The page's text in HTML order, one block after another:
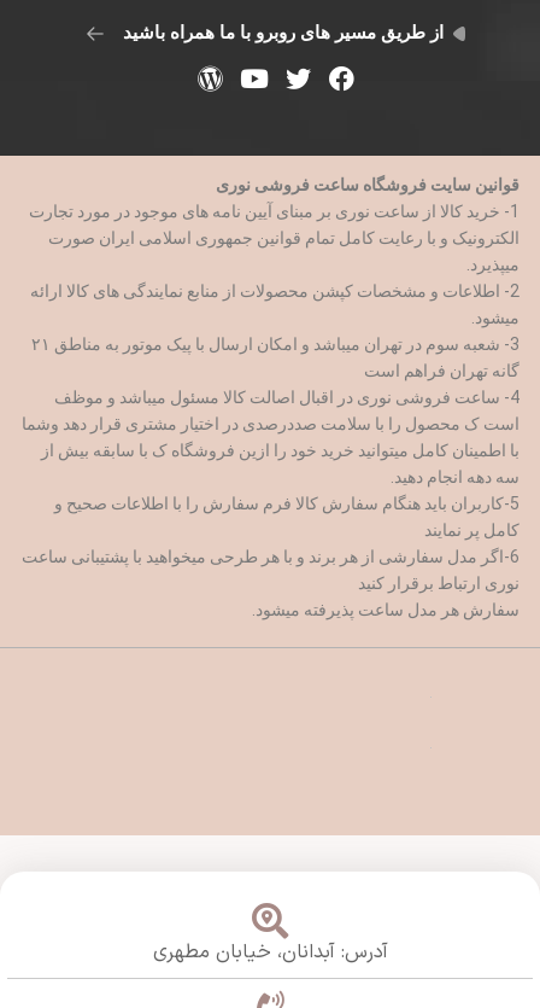
از طریق مسیر های روبرو با ما همراه باشید
قوانین سایت فروشگاه ساعت فروشی نوری
1- خرید کالا از ساعت نوری بر مبنای آیین نامه های موجود در مورد تجارت
الکترونیک و با رعایت کامل تمام قوانین جمهوری اسلامی ایران صورت
میپذیرد.
2- اطلاعات و مشخصات کپشن محصولات از منابع نمایندگی های کالا ارائه
میشود.
3- شعبه سوم در تهران میباشد و امکان ارسال با پیک موتور به مناطق ۲۱
گانه تهران فراهم است
4- ساعت فروشی نوری در اقبال اصالت کالا مسئول میباشد و موظف
است ک محصول را با سلامت صددرصدی در اختیار مشتری قرار دهد وشما
با اطمینان کامل میتوانید خرید خود را ازین فروشگاه ک با سابقه بیش از
سه دهه انجام دهید.
5-کاربران باید هنگام سفارش کالا فرم سفارش را با اطلاعات صحیح و
کامل پر نمایند
6-اگر مدل سفارشی از هر برند و با هر طرحی میخواهید با پشتیبانی ساعت
نوری ارتباط برقرار کنید
سفارش هر مدل ساعت پذیرفته میشود.
آدرس: آبدانان، خیابان مطهری